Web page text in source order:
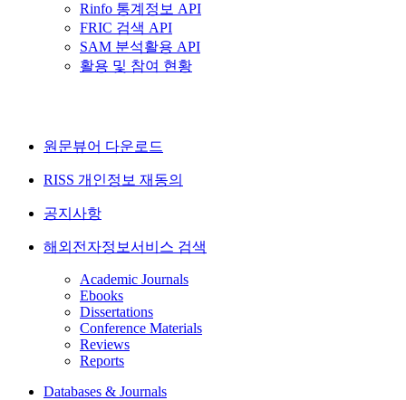
Rinfo 통계정보 API
FRIC 검색 API
SAM 분석활용 API
활용 및 참여 현황
원문뷰어 다운로드
RISS 개인정보 재동의
공지사항
해외전자정보서비스 검색
Academic Journals
Ebooks
Dissertations
Conference Materials
Reviews
Reports
Databases & Journals